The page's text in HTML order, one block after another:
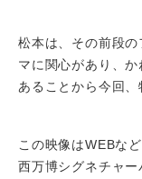
松本は、その前段
マに関心があり、
あることから今回、
この映像はWEBな
西万博シグネチャ